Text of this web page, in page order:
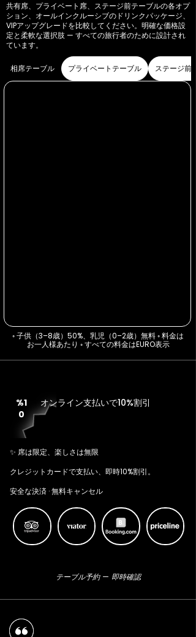
共有席、プライベート席、ステージ前テーブルの各オプ
ション、オールインクルーシブのドリンクパッケージ、
VIPアップグレードを比較してください。明確な価格設
定と柔軟な選択肢 — すべての旅行者のために設計され
ています。
相席テーブル プライベートテーブル ステージ前
◦ 子供（3–8歳）50%、乳児（0–2歳）無料 ◦ 料金は
お一人様あたり ◦ すべての料金はEURO表示
%1
0
オンライン支払いで10%割引
✨ 席は限定、楽しさは無限
クレジットカードで支払い、即時10%割引。
安全な決済 · 無料キャンセル
テーブル予約 — 即時確認